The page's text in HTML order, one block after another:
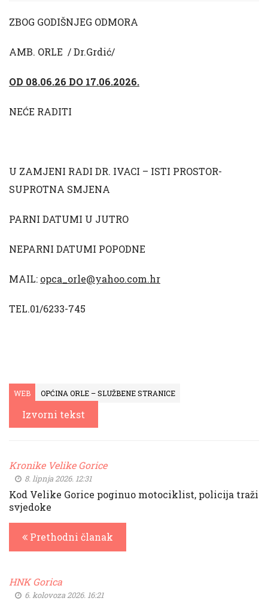
ZBOG GODIŠNJEG ODMORA
AMB. ORLE / Dr.Grdić/
OD 08.06.26 DO 17.06.2026.
NEĆE RADITI
U ZAMJENI RADI DR. IVACI – ISTI PROSTOR-
SUPROTNA SMJENA
PARNI DATUMI U JUTRO
NEPARNI DATUMI POPODNE
MAIL: opca_orle@yahoo.com.hr
TEL.01/6233-745
WEB OPĆINA ORLE – SLUŽBENE STRANICE
Izvorni tekst
Kronike Velike Gorice
8. lipnja 2026. 12:31
Kod Velike Gorice poginuo motociklist, policija traži
svjedoke
Prethodni članak
HNK Gorica
6. kolovoza 2026. 16:21